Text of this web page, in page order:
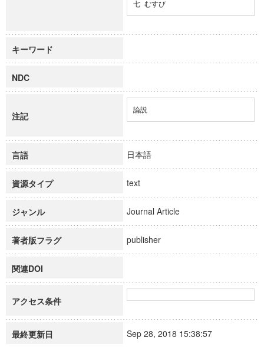
七 むすび
キーワード
NDC
注記
論説
言語 日本語
資源タイプ text
ジャンル Journal Article
著者版フラグ publisher
関連DOI
アクセス条件
最終更新日 Sep 28, 2018 15:38:57